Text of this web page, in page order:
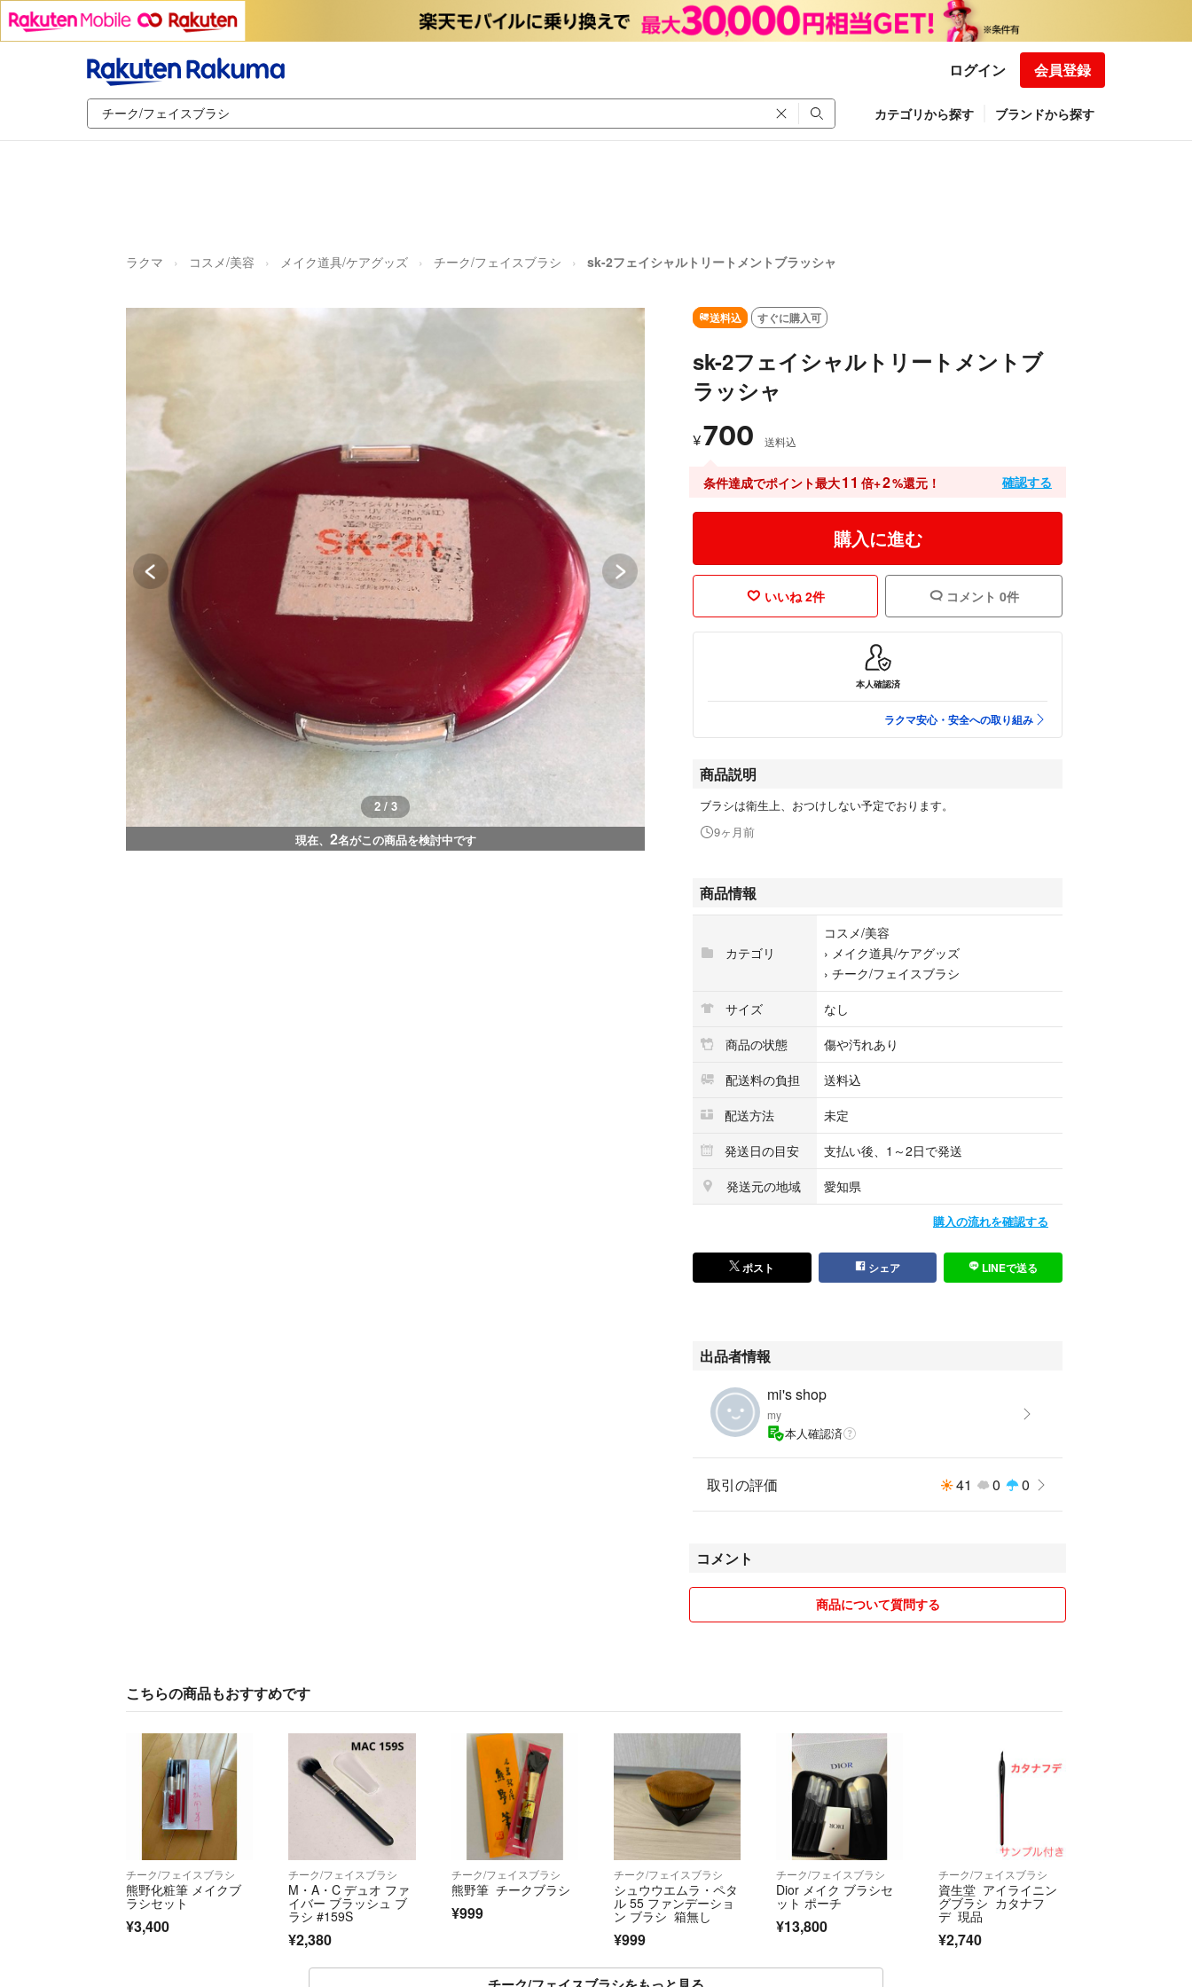
ログイン 会員登録
カテゴリから探す ブランドから探す
ラクマ コスメ/美容 メイク道具/ケアグッズ チーク/フェイスブラシ sk-2フェイシャルトリートメントブラッシャ
3 / 3
現在、 2名がこの商品を検討中です
送料込 すぐに購入可
sk-2フェイシャルトリートメントブ
ラッシャ
¥700 送料込
条件達成でポイント最大11 倍+2%還元！ 確認する
購入に進む
いいね 2件 コメント 0件
本人確認済
ラクマ安心・安全への取り組み
商品説明
ブラシは衛生上、おつけしない予定でおります。
9ヶ月前
商品情報
カテゴリ
コスメ/美容
› メイク道具/ケアグッズ
› チーク/フェイスブラシ
サイズ
なし
商品の状態
傷や汚れあり
配送料の負担
送料込
配送方法
未定
発送日の目安
支払い後、1～2日で発送
発送元の地域
愛知県
購入の流れを確認する
ポスト シェア LINEで送る
出品者情報
mi's shop
my
本人確認済
取引の評価 41 0 0
コメント
商品について質問する
こちらの商品もおすすめです
チーク/フェイスブラシ
熊野化粧筆 メイクブ
ラシセット
¥3,400
チーク/フェイスブラシ
M・A・C デュオ ファ
イバー ブラッシュ ブ
ラシ #159S
¥2,380
チーク/フェイスブラシ
熊野筆 チークブラシ
¥999
チーク/フェイスブラシ
シュウウエムラ・ペタ
ル 55 ファンデーショ
ン ブラシ 箱無し
¥999
チーク/フェイスブラシ
Dior メイク ブラシセ
ット ポーチ
¥13,800
チーク/フェイスブラシ
資生堂 アイライニン
グブラシ カタナフ
デ 現品
¥2,740